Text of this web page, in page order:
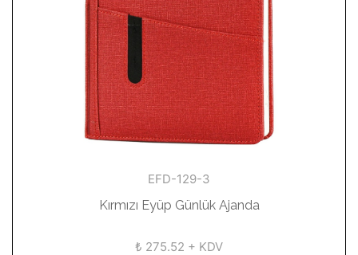
EFD-129-3
Kırmızı Eyüp Günlük Ajanda
₺ 275.52 + KDV